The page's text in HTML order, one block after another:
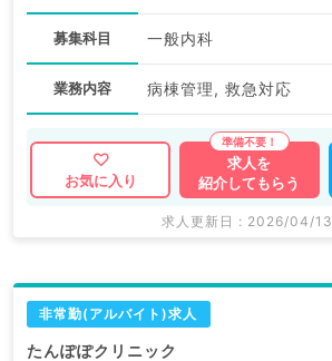
募集科目 一般内科
業務内容 病棟管理, 救急対応
お気に入り
求人を
紹介してもらう
求人更新日 : 2026/04/13
非常勤(アルバイト)求人
たんぽぽクリニック